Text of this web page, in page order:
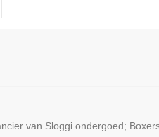
van Sloggi ondergoed;